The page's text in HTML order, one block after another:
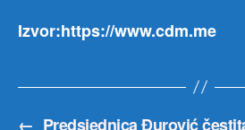
Izvor:https://www.cdm.me
← Predsjednica Đurović